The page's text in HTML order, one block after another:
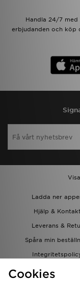
Handla 24/7
erbjudanden och köp
Ladda ner
Hjälp & Kontakt
Leverans &
Spåra min
JD-bloggen
Cookies